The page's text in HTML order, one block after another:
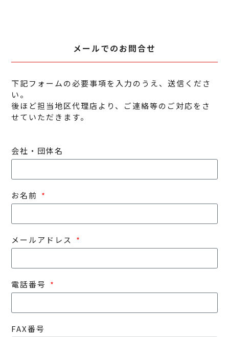
メールでのお問合せ
下記フォームの必要事項を入力のうえ、送信くださ
い。
後ほど担当地区代理店より、ご連絡等のご対応をさ
せていただきます。
会社・団体名
お名前
メールアドレス
電話番号
FAX番号